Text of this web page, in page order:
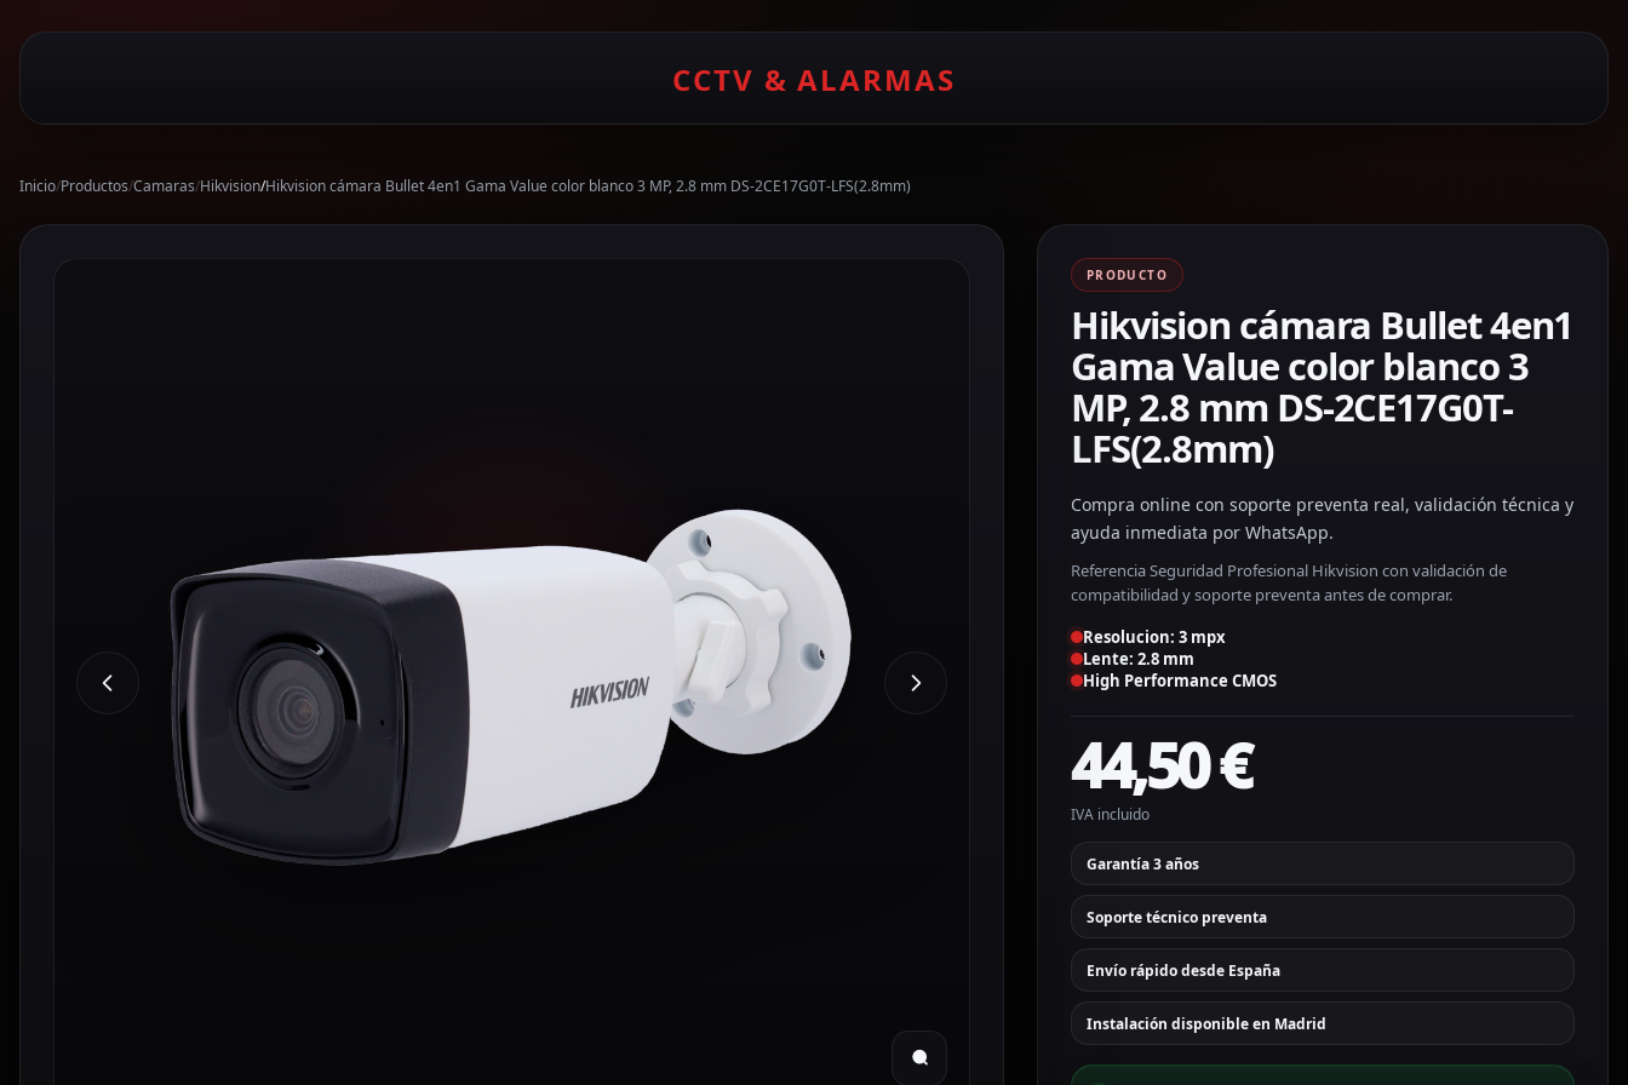
CCTV & ALARMAS
Inicio/Productos/Camaras/Hikvision/Hikvision cámara Bullet 4en1 Gama Value color blanco 3 MP, 2.8 mm DS-2CE17G0T-LFS(2.8mm)
PRODUCTO
Hikvision cámara Bullet 4en1
Gama Value color blanco 3
MP, 2.8 mm DS-2CE17G0T-
LFS(2.8mm)
Compra online con soporte preventa real, validación técnica y
ayuda inmediata por WhatsApp.
Referencia Seguridad Profesional Hikvision con validación de
compatibilidad y soporte preventa antes de comprar.
Resolucion: 3 mpx
Lente: 2.8 mm
High Performance CMOS
44,50€
IVA incluido
Garantía 3 años
Soporte técnico preventa
Envío rápido desde España
Instalación disponible en Madrid